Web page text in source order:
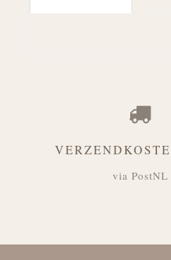
via PostNL